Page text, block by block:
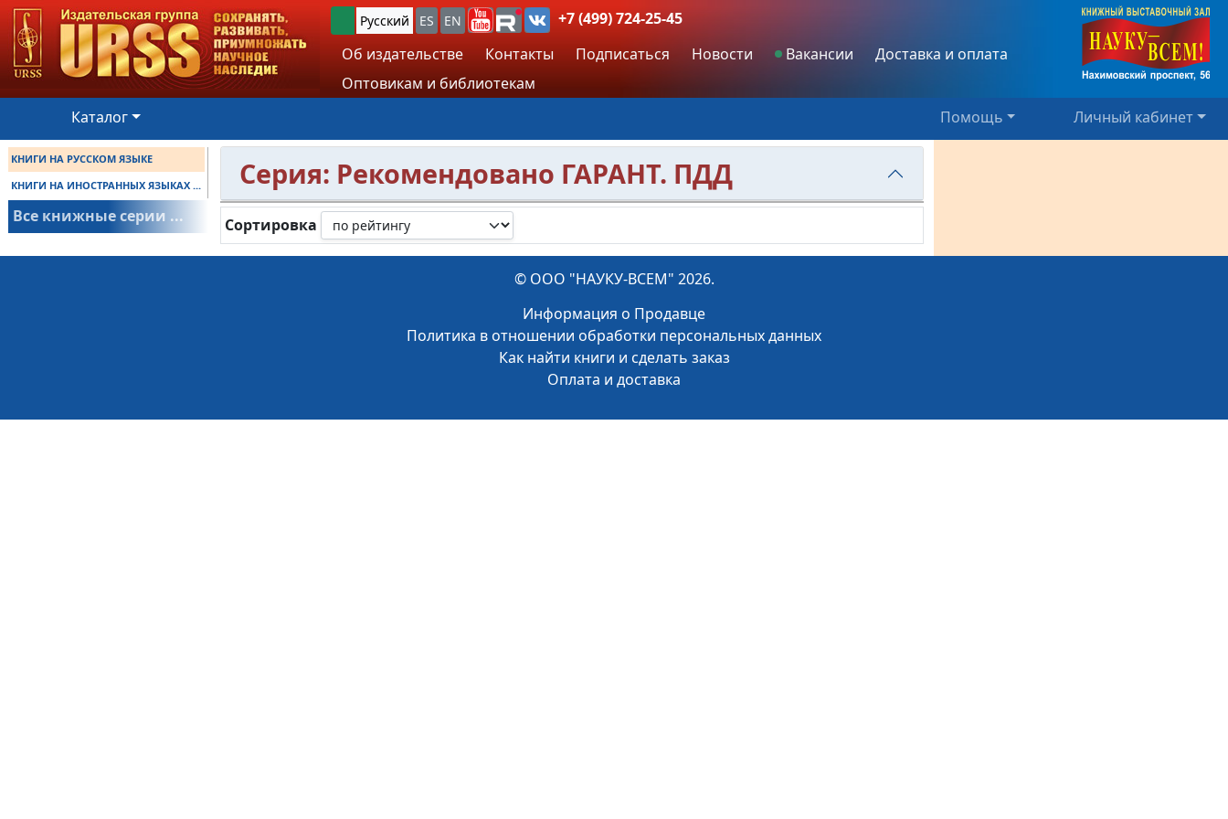
Русский ES EN
+7 (499) 724-25-45
Об издательстве
Контакты Подписаться Новости Вакансии
Доставка и оплата
Оптовикам и библиотекам
Каталог
Помощь Личный кабинет
КНИГИ НА РУССКОМ ЯЗЫКЕ
КНИГИ НА ИНОСТРАННЫХ ЯЗЫКАХ ...
Все книжные серии ...
Серия: Рекомендовано ГАРАНТ. ПДД
Сортировка
© ООО "НАУКУ-ВСЕМ" 2026.
Информация о Продавце
Политика в отношении обработки персональных данных
Как найти книги и сделать заказ
Оплата и доставка